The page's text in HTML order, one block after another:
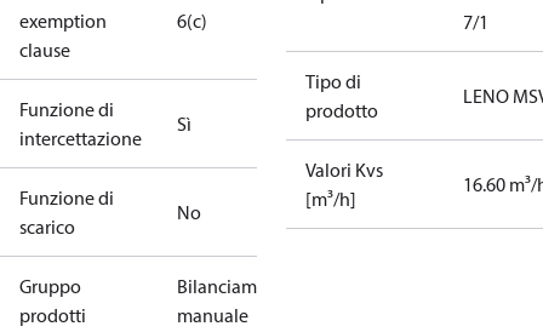
exemption
clause
6(c)
Funzione di
intercettazione
Sì
Funzione di
scarico
No
Gruppo
prodotti
Bilanciamento
manuale
7/1
Tipo di
prodotto
LENO
Valori Kvs
[m³/h]
16.60 m³/